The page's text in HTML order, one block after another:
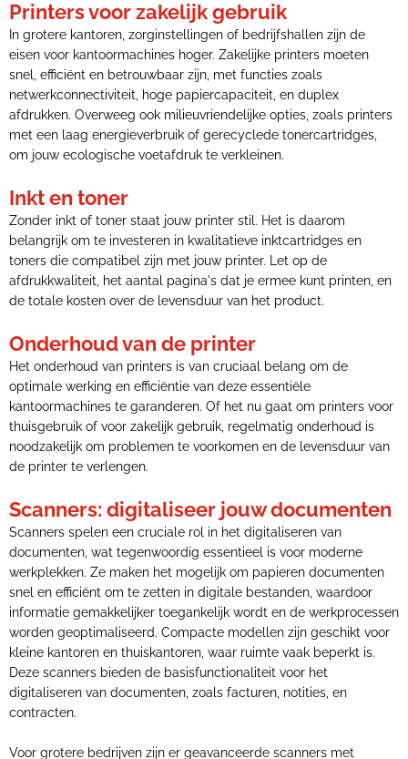
Printers voor zakelijk gebruik
In grotere kantoren, zorginstellingen of bedrijfshallen zijn de
eisen voor kantoormachines hoger. Zakelijke printers moeten
snel, efficiënt en betrouwbaar zijn, met functies zoals
netwerkconnectiviteit, hoge papiercapaciteit, en duplex
afdrukken. Overweeg ook milieuvriendelijke opties, zoals printers
met een laag energieverbruik of gerecyclede tonercartridges,
om jouw ecologische voetafdruk te verkleinen.
Inkt en toner
Zonder inkt of toner staat jouw printer stil. Het is daarom
belangrijk om te investeren in kwalitatieve inktcartridges en
toners die compatibel zijn met jouw printer. Let op de
afdrukkwaliteit, het aantal pagina's dat je ermee kunt printen, en
de totale kosten over de levensduur van het product.
Onderhoud van de printer
Het onderhoud van printers is van cruciaal belang om de
optimale werking en efficiëntie van deze essentiële
kantoormachines te garanderen. Of het nu gaat om printers voor
thuisgebruik of voor zakelijk gebruik, regelmatig onderhoud is
noodzakelijk om problemen te voorkomen en de levensduur van
de printer te verlengen.
Scanners: digitaliseer jouw documenten
Scanners spelen een cruciale rol in het digitaliseren van
documenten, wat tegenwoordig essentieel is voor moderne
werkplekken. Ze maken het mogelijk om papieren documenten
snel en efficiënt om te zetten in digitale bestanden, waardoor
informatie gemakkelijker toegankelijk wordt en de werkprocessen
worden geoptimaliseerd. Compacte modellen zijn geschikt voor
kleine kantoren en thuiskantoren, waar ruimte vaak beperkt is.
Deze scanners bieden de basisfunctionaliteit voor het
digitaliseren van documenten, zoals facturen, notities, en
contracten.
Voor grotere bedrijven zijn er geavanceerde scanners met